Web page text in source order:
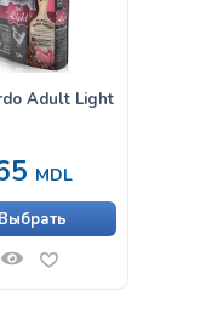
Adult Light
MDL
Выбрать